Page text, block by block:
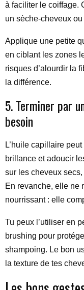
à faciliter le coiffage.
un sèche-cheveux
Applique une petite
en ciblant les zones
risques d’alourdir la
la différence.
5. Terminer par
besoin
L’huile capillaire
brillance et adoucir
sur les cheveux
En revanche, elle ne
nourrissant : elle
Tu peux l’utiliser en
brushing pour
shampoing. Le bon
la texture de tes